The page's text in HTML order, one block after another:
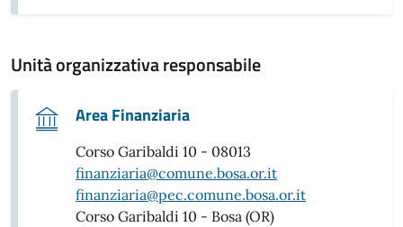
Unità organizzativa responsabile
Area Finanziaria
Corso Garibaldi 10 - 08013
finanziaria@comune.bosa.or.it
finanziaria@pec.comune.bosa.or.it
Corso Garibaldi 10 - Bosa (OR)